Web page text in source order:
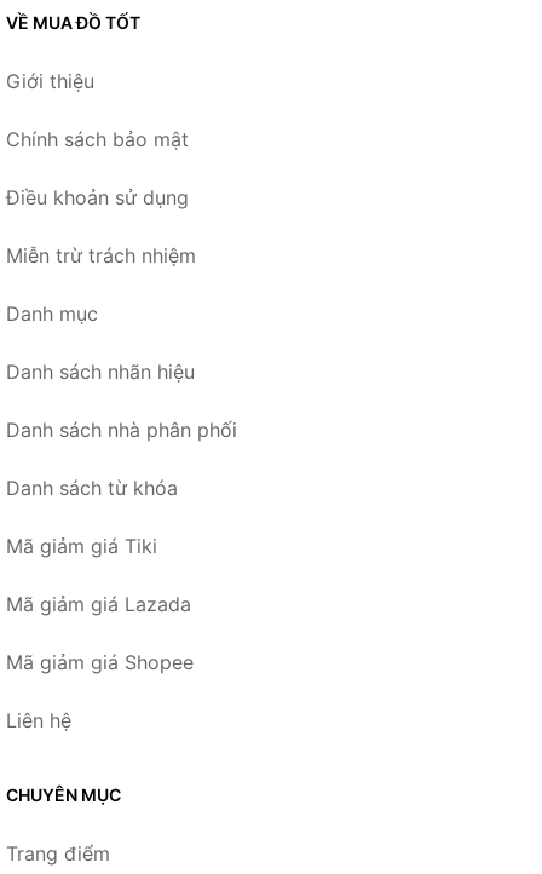
VỀ MUA ĐỒ TỐT
Giới thiệu
Chính sách bảo mật
Điều khoản sử dụng
Miễn trừ trách nhiệm
Danh mục
Danh sách nhãn hiệu
Danh sách nhà phân phối
Danh sách từ khóa
Mã giảm giá Tiki
Mã giảm giá Lazada
Mã giảm giá Shopee
Liên hệ
CHUYÊN MỤC
Trang điểm